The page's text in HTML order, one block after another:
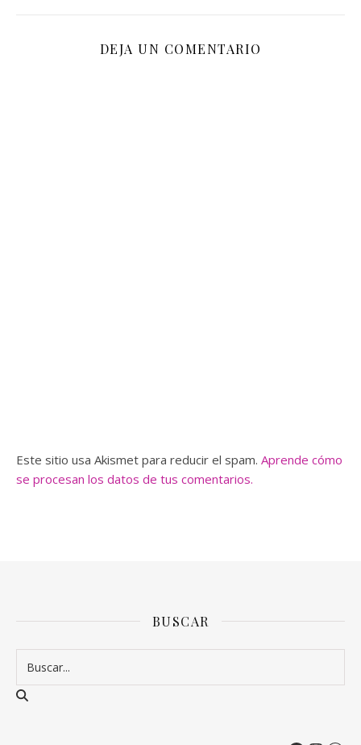
DEJA UN COMENTARIO
Este sitio usa Akismet para reducir el spam. Aprende cómo
se procesan los datos de tus comentarios.
BUSCAR